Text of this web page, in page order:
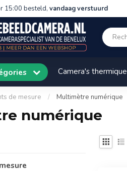
15:00 besteld, vandaag verstuurd
Camera's thermique
de mesure / Multimètre numérique
numérique